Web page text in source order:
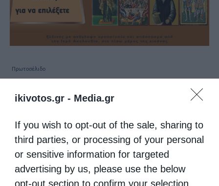
ikivotos.gr - Media.gr
If you wish to opt-out of the sale, sharing to
third parties, or processing of your personal
or sensitive information for targeted
advertising by us, please use the below
opt-out section to confirm your selection.
Πρωτοσέλιδο
φύλλο της Εφημερίδας «Κιβωτός της
Την Πέμπτη 17 Ιουλίου η εφημερίδα
Κιβωτός της Ορθοδοξίας σας προσφέρει